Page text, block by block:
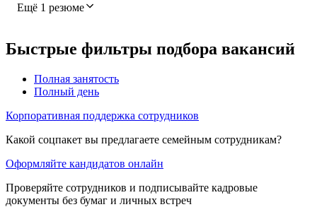
Ещё 1 резюме
Быстрые фильтры подбора вакансий
Полная занятость
Полный день
Корпоративная поддержка сотрудников
Какой соцпакет вы предлагаете семейным сотрудникам?
Оформляйте кандидатов онлайн
Проверяйте сотрудников и подписывайте кадровые
документы без бумаг и личных встреч